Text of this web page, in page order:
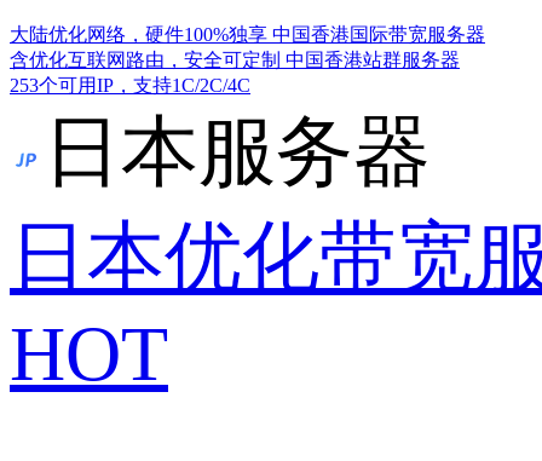
大陆优化网络，硬件100%独享 中国香港国际带宽服务器
含优化互联网路由，安全可定制 中国香港站群服务器
253个可用IP，支持1C/2C/4C
日本服务器
日本优化带宽
HOT